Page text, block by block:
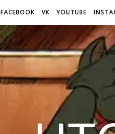
FACEBOOK VK YOUTUBE